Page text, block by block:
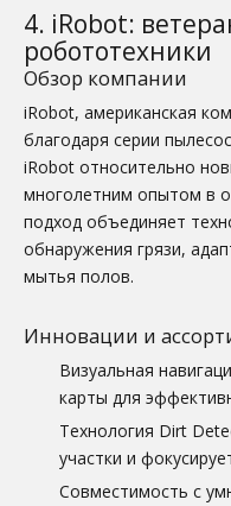
4. iRobot:
робототехники
Обзор компании
iRobot, американская
благодаря серии
iRobot относительно
многолетним опытом в
подход объединяет
обнаружения грязи,
мытья полов.
Инновации и
Визуальная
карты для
Технология Dirt
участки и
Совместимость с